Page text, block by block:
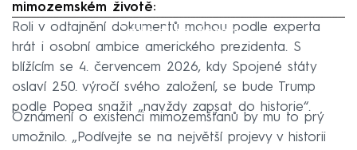
mimozemském životě:
Failed to fetch
Roli v odtajnění dokumentů mohou podle experta
hrát i osobní ambice amerického prezidenta. S
blížícím se 4. červencem 2026, kdy Spojené státy
oslaví 250. výročí svého založení, se bude Trump
podle Popea snažit „navždy zapsat do historie“.
Oznámení o existenci mimozemšťanů by mu to prý
umožnilo. „Podívejte se na největší projevy v historii